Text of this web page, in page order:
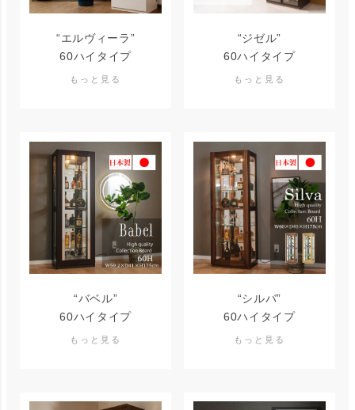
“エルヴィーラ”
60ハイタイプ
“ジゼル”
60ハイタイプ
“バベル”
60ハイタイプ
“シルバ”
60ハイタイプ